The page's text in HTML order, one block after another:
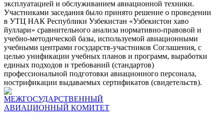
эксплуатацией и обслуживанием авиационной техники.
Участниками заседания было принято решение о проведении
в УТЦ НАК Республики Узбекистан «Узбекистон хаво
йуллари» сравнительного анализа нормативно-правовой и
учебно-методической базы, используемой авиационными
учебными центрами государств-участников Соглашения, с
целью унификации учебных планов и программ, выработки
единых подходов и требований (стандартов)
профессиональной подготовки авиационного персонала,
нострификации выдаваемых сертификатов (свидетельств).
МЕЖГОСУДАРСТВЕННЫЙ
АВИАЦИОННЫЙ КОМИТЕТ